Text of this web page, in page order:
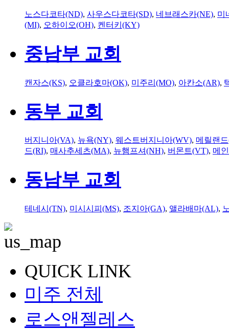
노스다코타(ND), 사우스다코타(SD), 네브래스카(NE), 미
(MI), 오하이오(OH), 켄터키(KY)
중남부 교회
캔자스(KS), 오클라호마(OK), 미주리(MO), 아칸소(AR),
동부 교회
버지니아(VA), 뉴욕(NY), 웨스트버지니아(WV), 메릴랜
드(RI), 매사추세츠(MA), 뉴햄프셔(NH), 버몬트(VT), 메
동남부 교회
테네시(TN), 미시시피(MS), 조지아(GA), 앨라배마(AL),
QUICK LINK
미주 전체
로스앤젤레스